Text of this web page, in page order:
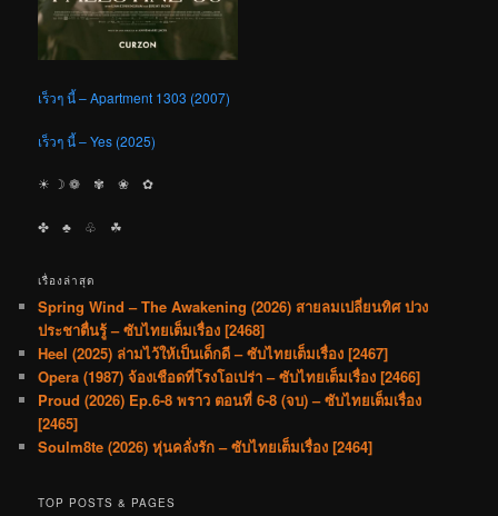
เร็วๆ นี้ – Apartment 1303 (2007)
เร็วๆ นี้ – Yes (2025)
☀︎ ☽ ❁ ✾ ❀ ✿
✤ ♣︎ ♧ ☘︎
เรื่องล่าสุด
Spring Wind – The Awakening (2026) สายลมเปลี่ยนทิศ ปวง
ประชาตื่นรู้ – ซับไทยเต็มเรื่อง [2468]
Heel (2025) ล่ามไว้ให้เป็นเด็กดี – ซับไทยเต็มเรื่อง [2467]
Opera (1987) จ้องเชือดที่โรงโอเปร่า – ซับไทยเต็มเรื่อง [2466]
Proud (2026) Ep.6-8 พราว ตอนที่ 6-8 (จบ) – ซับไทยเต็มเรื่อง
[2465]
Soulm8te (2026) หุ่นคลั่งรัก – ซับไทยเต็มเรื่อง [2464]
TOP POSTS & PAGES